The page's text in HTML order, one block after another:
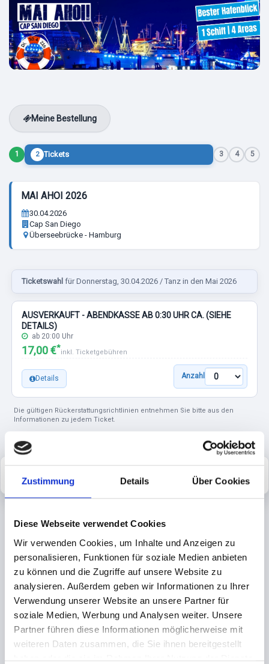
Zustimmung Details Über Cookies
Diese Webseite verwendet Cookies
Wir verwenden Cookies, um Inhalte und Anzeigen zu
personalisieren, Funktionen für soziale Medien anbieten
zu können und die Zugriffe auf unsere Website zu
analysieren. Außerdem geben wir Informationen zu Ihrer
Verwendung unserer Website an unsere Partner für
soziale Medien, Werbung und Analysen weiter. Unsere
Partner führen diese Informationen möglicherweise mit
weiteren Daten zusammen, die Sie ihnen bereitgestellt
haben oder die sie im Rahmen Ihrer Nutzung der Dienste
Meine Bestellung
1 2 Tickets 3 4 5
MAI AHOI 2026
30.04.2026
Cap San Diego
Überseebrücke - Hamburg
Ticketswahl für Donnerstag, 30.04.2026 / Tanz in den Mai 2026
AUSVERKAUFT - ABENDKASSE AB 0:30 UHR CA. (SIEHE
DETAILS)
ab 20:00 Uhr
17,00 €*
inkl. Ticketgebühren
Details Anzahl
Die gültigen Rückerstattungsrichtlinien entnehmen Sie bitte aus den
Informationen zu jedem Ticket.
tixlr vermittelt die Tickets im Auftrag des jeweiligen Veranstalters. Wir
Sie mehr in unsererDatenschutzerklärung. Es gelten unsere
Allgemeine Geschäftsbedingungen. Zuzüglich zu den angezeigten
Ticketpreisen können VVK- und Versandgebühren hinzukommen. Alle
Gebühren werden Ihnen während des Bestellvorgangs mitgeteilt. Im
Ticketpreis enthalten ist die gesetzliche Mehrwertsteuer.
Hinweis Veranstalter